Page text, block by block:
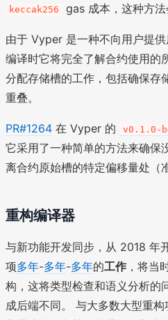
keccak256 gas 成本，这种方法
由于 Vyper 是一种不向用户提
编译时它将完全了解合约使用的
分配存储槽的工作，包括确保存
重叠。
PR#1264 在 Vyper 的 v0.1.0-
它采用了一种简单的方法来确保
离合约原始槽的特定偏移量处（
重构编译器
与新功能开发同步，从 2018 年
项多年-多年-多年的工作 ，将当
构，这将类型检查和语义分析的
成后端不同。 与大多数大型重